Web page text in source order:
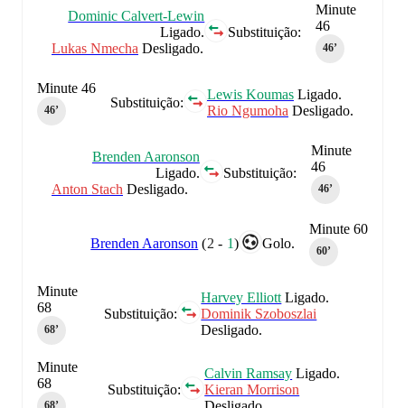
Minute
46
46‎’‎
Substituição:
Dominic Calvert-Lewin
Ligado.
Lukas Nmecha Desligado.
Substituição:
Lewis Koumas Ligado.
Rio Ngumoha Desligado.
Minute 46
46‎’‎
Minute
46
46‎’‎
Substituição:
Brenden Aaronson
Ligado.
Anton Stach Desligado.
Minute 60
60‎’‎
Golo.
Brenden Aaronson (2 - 1)
Substituição:
Harvey Elliott Ligado.
Dominik Szoboszlai
Desligado.
Minute
68
68‎’‎
Substituição:
Calvin Ramsay Ligado.
Kieran Morrison
Minute
68